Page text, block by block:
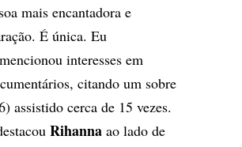
mais encantadora e
É única. Eu
interesses em
citando um sobre
assistido cerca de 15 vezes.
Rihanna ao lado de